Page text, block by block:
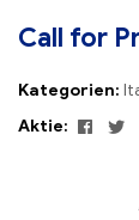
Call for
Kategorien:
Aktie: